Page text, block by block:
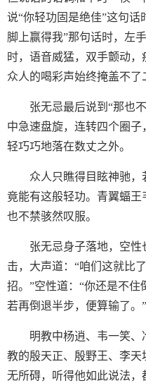
说“你轻功固是绝佳”这句
脚上赢得我”那句话时，左
时，语音威猛，双手颤动
众人的喝彩声始终掩盖不了
张无忌最后说到“那也
中急速盘旋，连转四个圈
轻巧巧地落在数丈之外。
众人只瞧得目眩神驰，
竟能有这般轻功。青翼蝠
也不禁骇然叹服。
张无忌身子落地，空
击，大声道：“咱们这就比
招。”空性道：“你还是不住
若再倒退半步，便算输了。”
明教中杨逍、韦一笑
教的殷天正、殷野王、李
无所碍，听得他如此说法